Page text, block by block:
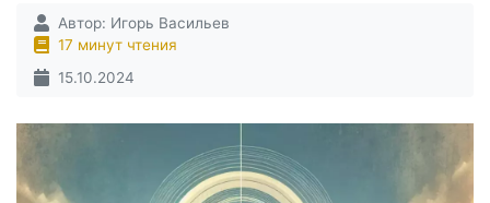
Автор: Игорь Васильев
17 минут чтения
15.10.2024